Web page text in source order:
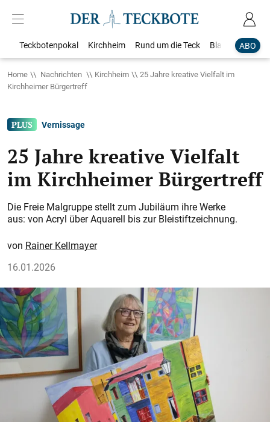
ABO
Teckbotenpokal Kirchheim Rund um die Teck Blaulicht
Home Nachrichten Kirchheim
25 Jahre kreative Vielfalt im
Kirchheimer Bürgertreff
Vernissage
25 Jahre kreative Vielfalt
im Kirchheimer Bürgertreff
Die Freie Malgruppe stellt zum Jubiläum ihre Werke
aus: von Acryl über Aquarell bis zur Bleistiftzeichnung.
Rainer Kellmayer
16.01.2026